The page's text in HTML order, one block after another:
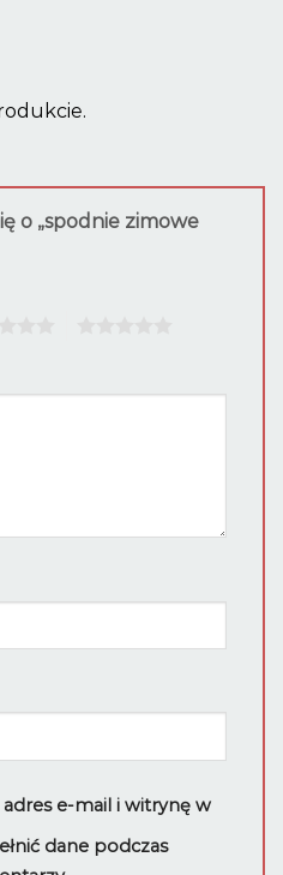
o „spodnie zimowe
e-mail i witrynę w
dane podczas